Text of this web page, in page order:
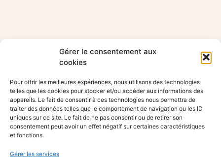
Gérer le consentement aux
cookies
Pour offrir les meilleures expériences, nous utilisons des technologies
telles que les cookies pour stocker et/ou accéder aux informations des
appareils. Le fait de consentir à ces technologies nous permettra de
traiter des données telles que le comportement de navigation ou les ID
uniques sur ce site. Le fait de ne pas consentir ou de retirer son
consentement peut avoir un effet négatif sur certaines caractéristiques
et fonctions.
Gérer les services